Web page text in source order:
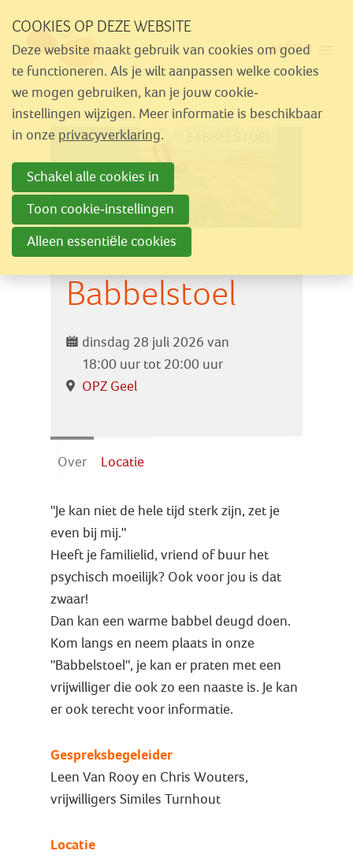
links
over
Spring
naar
navigatie
naar
hoofdinhoud
MENU
Babbelstoel
dinsdag 28 juli 2026 van
18:00 uur tot 20:00 uur
OPZ Geel
Over Locatie
"Je kan niet de hele tijd sterk zijn, zet je
even bij mij."
Heeft je familielid, vriend of buur het
psychisch moeilijk? Ook voor jou is dat
zwaar!
Dan kan een warme babbel deugd doen.
Kom langs en neem plaats in onze
"Babbelstoel", je kan er praten met een
vrijwilliger die ook zo een naaste is. Je kan
er ook terecht voor informatie.
Gespreksbegeleider
Leen Van Rooy en Chris Wouters,
vrijwilligers Similes Turnhout
Locatie
Aanbod
Nieuws
Activiteiten
Over Similes
Contact
Lid worden
Vrijwilliger worden
Zoek
COOKIES OP DEZE WEBSITE
Deze website maakt gebruik van cookies om goed
te functioneren. Als je wilt aanpassen welke cookies
we mogen gebruiken, kan je jouw cookie-
instellingen wijzigen. Meer informatie is beschikbaar
in onze privacyverklaring.
Schakel alle cookies in
Toon cookie-instellingen
Alleen essentiële cookies